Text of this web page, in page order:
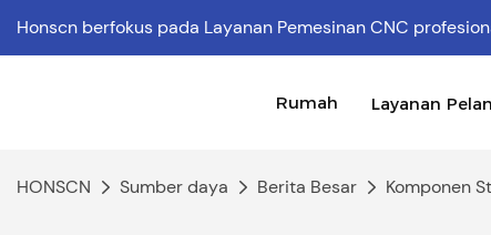
Honscn berfokus pada Layanan Pemesinan CNC
Rumah Layanan
HONSCN Sumber daya Berita Besar Komponen